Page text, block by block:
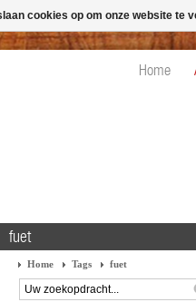
Home
fuet
Home Tags fuet
cookies op om onze website te